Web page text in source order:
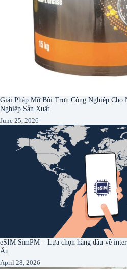
Giải Pháp Mỡ Bôi Trơn Công Nghiệp Cho
Nghiệp Sản Xuất
June 25, 2026
eSIM SimPM – Lựa chọn hàng đầu về
Âu
April 28, 2026